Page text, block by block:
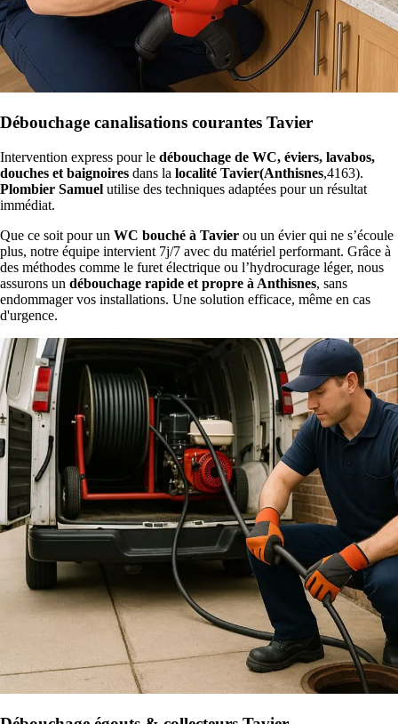
Débouchage canalisations courantes Tavier
Intervention express pour le débouchage de WC, éviers, lavabos,
douches et baignoires dans la localité Tavier(Anthisnes,4163).
Plombier Samuel utilise des techniques adaptées pour un résultat
immédiat.
Que ce soit pour un WC bouché à Tavier ou un évier qui ne s’écoule
plus, notre équipe intervient 7j/7 avec du matériel performant. Grâce à
des méthodes comme le furet électrique ou l’hydrocurage léger, nous
assurons un débouchage rapide et propre à Anthisnes, sans
endommager vos installations. Une solution efficace, même en cas
d'urgence.